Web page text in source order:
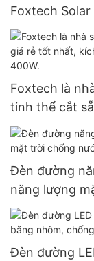
Foxtech
6kW 48V
trời độc lập
Foxtech là
tinh thể cắt
182mm, công
Đèn đường
năng lượng
Đèn đường